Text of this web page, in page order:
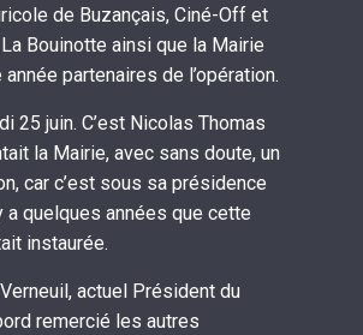
de Buzançais, Ciné-Off et
Bouinotte ainsi que la Mairie
partenaires de l’opération.
25 juin. C’est Nicolas Thomas
la Mairie, avec sans doute, un
car c’est sous sa présidence
a quelques années que cette
instaurée.
actuel Président du
remercié les autres